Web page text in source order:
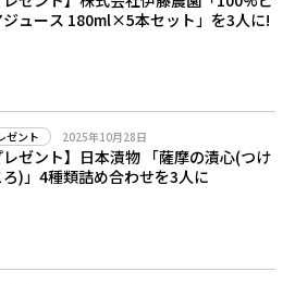
ジュース 180ml×5本セット」を3人に!
ゼント 2025年10月28日
レゼント】日本漬物 「薩摩の漬心(つけ
ろ)」4種類詰め合わせを3人に